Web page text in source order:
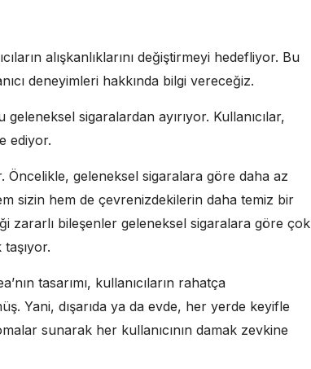
alışkanlıklarını değiştirmeyi hedefliyor. Bu
deneyimleri hakkında bilgi vereceğiz.
sigaralardan ayırıyor. Kullanıcılar,
ediyor.
Öncelikle, geleneksel sigaralara göre daha az
sizin hem de çevrenizdekilerin daha temiz bir
zararlı bileşenler geleneksel sigaralara göre çok
tasarımı, kullanıcıların rahatça
Yani, dışarıda ya da evde, her yerde keyifle
sunarak her kullanıcının damak zevkine